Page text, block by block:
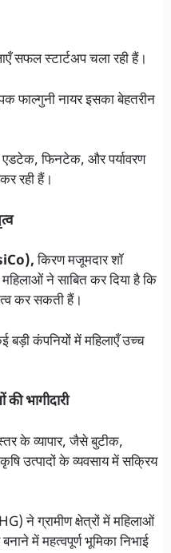
सफल स्टार्टअप चला रही हैं।
फाल्गुनी नायर इसका बेहतरीन
एडटेक, फिनटेक, और पर्यावरण
रही हैं।
किरण मजूमदार शॉ
ने साबित कर दिया है कि
कर सकती हैं।
कंपनियों में महिलाएँ उच्च
भागीदारी
के व्यापार, जैसे बुटीक,
उत्पादों के व्यवसाय में सक्रिय
ने ग्रामीण क्षेत्रों में महिलाओं
में महत्वपूर्ण भूमिका निभाई